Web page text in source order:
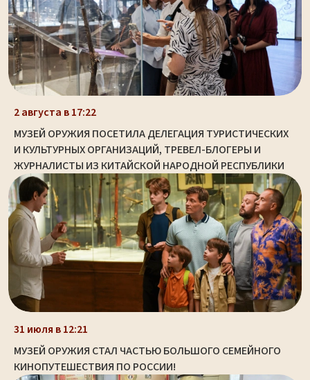
2 августа в 17:22
МУЗЕЙ ОРУЖИЯ ПОСЕТИЛА ДЕЛЕГАЦИЯ ТУРИСТИЧЕСКИХ
И КУЛЬТУРНЫХ ОРГАНИЗАЦИЙ, ТРЕВЕЛ-БЛОГЕРЫ И
ЖУРНАЛИСТЫ ИЗ КИТАЙСКОЙ НАРОДНОЙ РЕСПУБЛИКИ
31 июля в 12:21
МУЗЕЙ ОРУЖИЯ СТАЛ ЧАСТЬЮ БОЛЬШОГО СЕМЕЙНОГО
КИНОПУТЕШЕСТВИЯ ПО РОССИИ!